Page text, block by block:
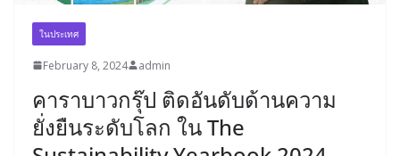
ในประเทศ
February 8, 2024 admin
คาราบาวกรุ๊ป ติดอันดับด้านความ
ยั่งยืนระดับโลก ใน The